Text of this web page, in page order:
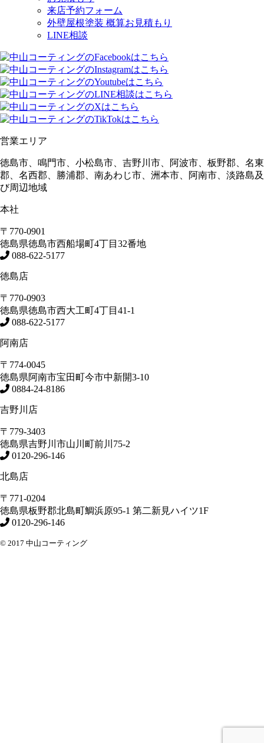
来店予約フォーム
外壁屋根塗装 概算お見積もり
LINE相談
営業エリア
徳島市、鳴門市、小松島市、吉野川市、阿波市、板野郡、名東
郡、名西郡、勝浦郡、南あわじ市、洲本市、阿南市、淡路島及
び周辺地域
本社
〒770-0901
徳島県徳島市西船場町4丁目32番地
088-622-5177
徳島店
〒770-0903
徳島県徳島市西大工町4丁目41-1
088-622-5177
阿南店
〒774-0045
徳島県阿南市宝田町今市中新開3-10
0884-24-8186
吉野川店
〒779-3403
徳島県吉野川市山川町前川75-2
0120-296-146
北島店
〒771-0204
徳島県板野郡北島町鯛浜原95-1 第二新見ハイツ1F
0120-296-146
© 2017 中山コーティング